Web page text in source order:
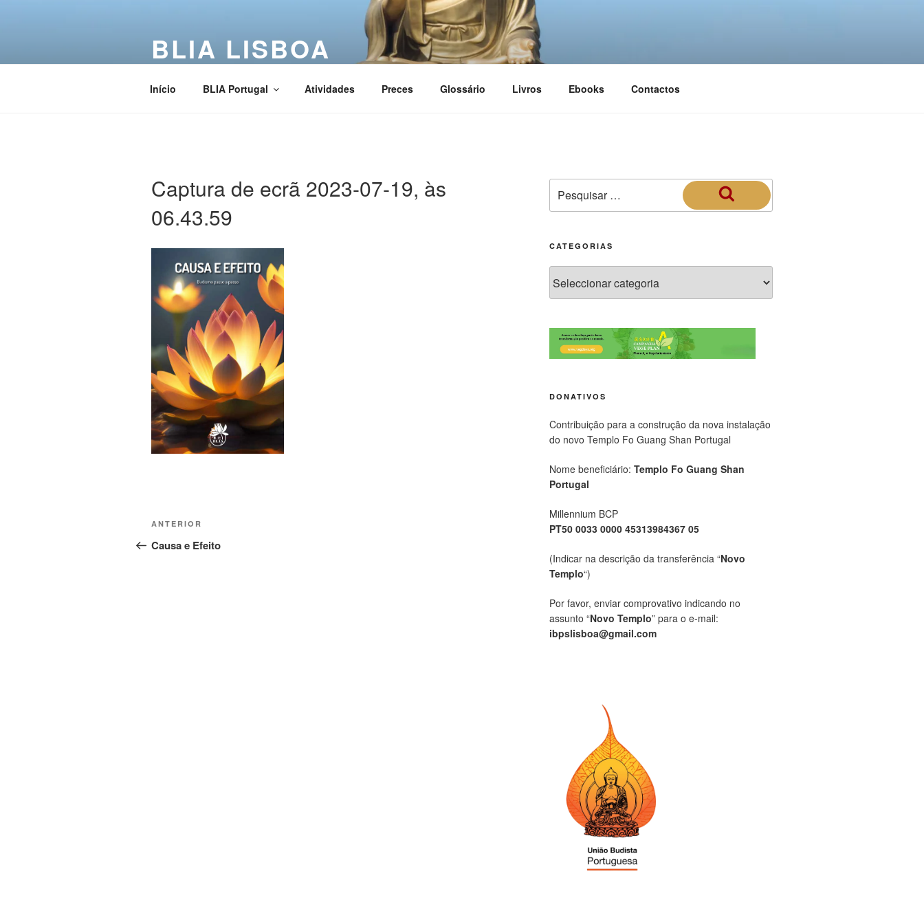
BLIA LISBOA
Início BLIA Portugal Atividades Preces Glossário Livros Ebooks Contactos
Captura de ecrã 2023-07-19, às
06.43.59
ANTERIOR
Causa e Efeito
CATEGORIAS
DONATIVOS
Contribuição para a construção da nova instalação
do novo Templo Fo Guang Shan Portugal
Nome beneficiário: Templo Fo Guang Shan
Portugal
Millennium BCP
PT50 0033 0000 45313984367 05
(Indicar na descrição da transferência “Novo
Templo“)
Por favor, enviar comprovativo indicando no
assunto “Novo Templo” para o e-mail:
ibpslisboa@gmail.com